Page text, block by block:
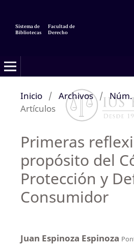
Sistema de
Bibliotecas
Facultad de
Derecho
Inicio / Archivos / Núm.
Artículos
Primeras
propósito del
Protección y
Consumidor
Juan Espinoza Espinoza